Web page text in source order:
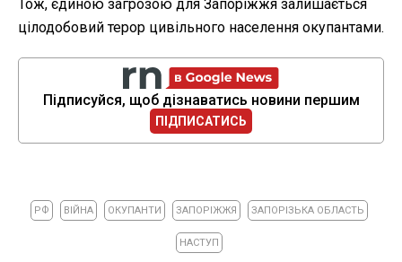
Тож, єдиною загрозою для Запоріжжя залишається
цілодобовий терор цивільного населення окупантами.
Підписуйся, щоб дізнаватись новини першим
ПІДПИСАТИСЬ
РФ ВІЙНА ОКУПАНТИ ЗАПОРІЖЖЯ ЗАПОРІЗЬКА ОБЛАСТЬ
НАСТУП